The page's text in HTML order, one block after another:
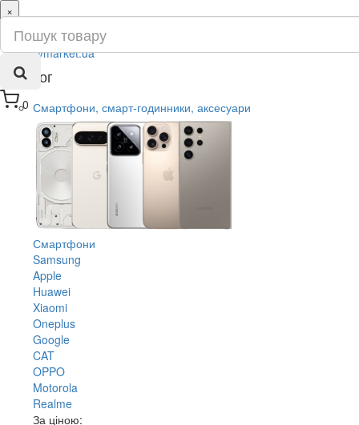
0
×
ru
ua
Каталог
Смартфони, смарт-годинники, аксесуари
Смартфони
Samsung
Apple
Huawei
Xiaomi
Oneplus
Google
CAT
OPPO
Motorola
Realme
За ціною: